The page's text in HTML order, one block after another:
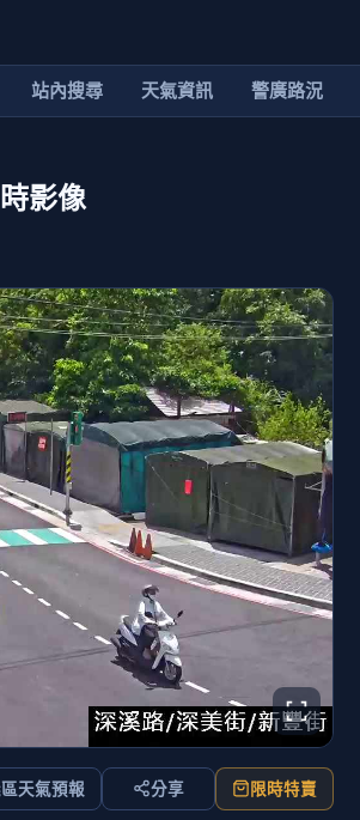
站內搜尋 天氣資訊 警廣路況
影像
天氣預報 分享 限時特賣